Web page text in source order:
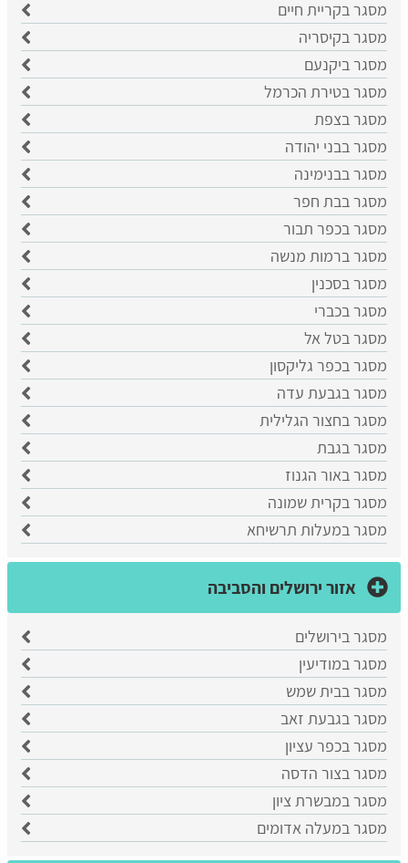
מסגר בקריית חיים
מסגר בקיסריה
מסגר ביקנעם
מסגר בטירת הכרמל
מסגר בצפת
מסגר בבני יהודה
מסגר בבנימינה
מסגר בבת חפר
מסגר בכפר תבור
מסגר ברמות מנשה
מסגר בסכנין
מסגר בכברי
מסגר בטל אל
מסגר בכפר גליקסון
מסגר בגבעת עדה
מסגר בחצור הגלילית
מסגר בגבת
מסגר באור הגנוז
מסגר בקרית שמונה
מסגר במעלות תרשיחא
אזור ירושלים והסביבה
מסגר בירושלים
מסגר במודיעין
מסגר בבית שמש
מסגר בגבעת זאב
מסגר בכפר עציון
מסגר בצור הדסה
מסגר במבשרת ציון
מסגר במעלה אדומים